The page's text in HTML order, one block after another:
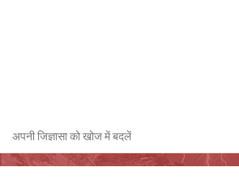
अपनी जिज्ञासा को खोज में बदलेंअप्रकट के बारे में